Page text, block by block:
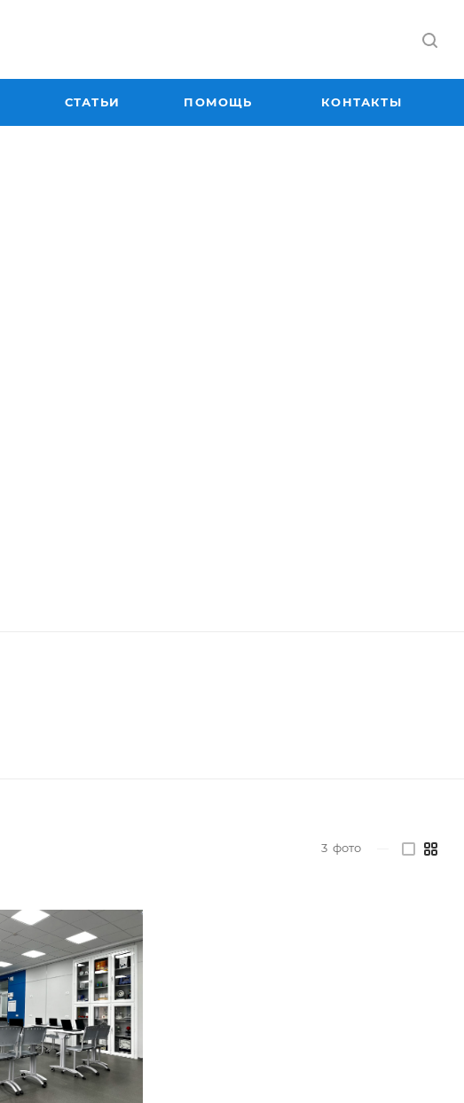
СТАТЬИ ПОМОЩЬ КОНТАКТЫ
3 фото